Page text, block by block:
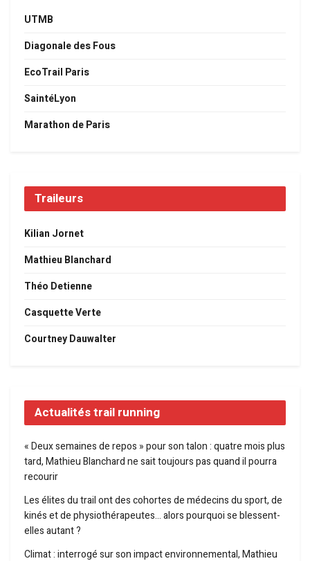
UTMB
Diagonale des Fous
EcoTrail Paris
SaintéLyon
Marathon de Paris
Traileurs
Kilian Jornet
Mathieu Blanchard
Théo Detienne
Casquette Verte
Courtney Dauwalter
Actualités trail running
« Deux semaines de repos » pour son talon : quatre mois plus
tard, Mathieu Blanchard ne sait toujours pas quand il pourra
recourir
Les élites du trail ont des cohortes de médecins du sport, de
kinés et de physiothérapeutes… alors pourquoi se blessent-
elles autant ?
Climat : interrogé sur son impact environnemental, Mathieu